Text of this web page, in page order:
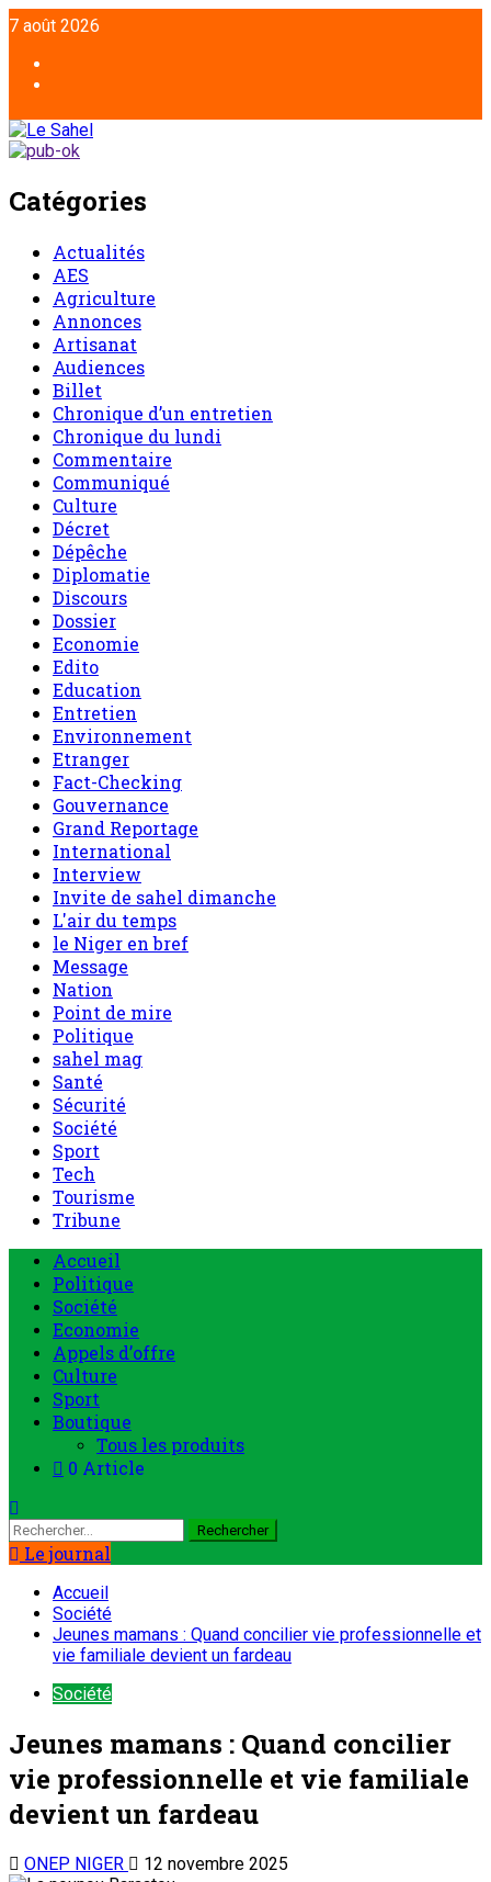
7 août 2026
Catégories
Actualités
AES
Agriculture
Annonces
Artisanat
Audiences
Billet
Chronique d’un entretien
Chronique du lundi
Commentaire
Communiqué
Culture
Décret
Dépêche
Diplomatie
Discours
Dossier
Economie
Edito
Education
Entretien
Environnement
Etranger
Fact-Checking
Gouvernance
Grand Reportage
International
Interview
Invite de sahel dimanche
L'air du temps
le Niger en bref
Message
Nation
Point de mire
Politique
sahel mag
Santé
Sécurité
Société
Sport
Tech
Tourisme
Tribune
Accueil
Politique
Société
Economie
Appels d’offre
Culture
Sport
Boutique
Tous les produits
0 Article
Le journal
Accueil
Société
Jeunes mamans : Quand concilier vie professionnelle et
vie familiale devient un fardeau
Société
Jeunes mamans : Quand concilier
vie professionnelle et vie familiale
devient un fardeau
ONEP NIGER 12 novembre 2025